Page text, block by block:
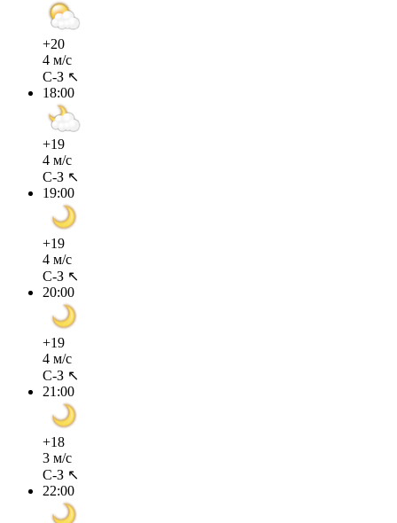
+20
4 м/с
С-З ↖
18:00
+19
4 м/с
С-З ↖
19:00
+19
4 м/с
С-З ↖
20:00
+19
4 м/с
С-З ↖
21:00
+18
3 м/с
С-З ↖
22:00